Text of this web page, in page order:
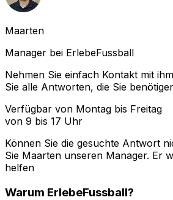
Maarten
Manager bei ErlebeFussball
Nehmen Sie einfach Kontakt mit
Sie alle Antworten, die Sie
Verfügbar von Montag bis Freitag
von 9 bis 17 Uhr
Können Sie die gesuchte Antwort
Sie Maarten unseren Manager. Er
helfen
Warum ErlebeFussball?